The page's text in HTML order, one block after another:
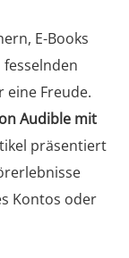
E-Books
eine Freude.
Audible mit
präsentiert
Kontos oder